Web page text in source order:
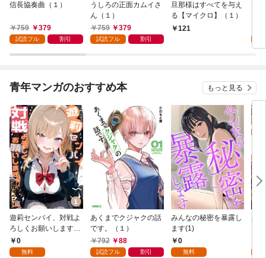
信長協奏曲（１）
759 379
試読フル 割引
うしろの正面カムイさ
ん（１）
759
379
試読フル 割引
旦那様はすべてを与え
る【マイクロ】（１）
121
は
青年マンガのおすすめ本 もっと見る
遊莉センパイ、対戦よ
ろしくお願いします。
1 0
無料
あくまでクジャクの話
です。（１）
792
88
試読フル 割引
みんなの秘密を暴露し
ます(1)
0
無料
異